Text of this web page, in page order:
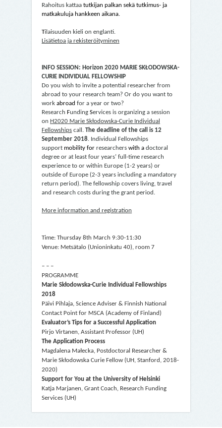
Rahoitus kattaa tutkijan palkan sekä tutkimus- ja
matkakuluja hankkeen aikana.
Tilaisuuden kieli on englanti.
Lisätietoa ja rekisteröityminen
INFO SESSION: Horizon 2020 MARIE SKŁODOWSKA-
CURIE INDIVIDUAL FELLOWSHIP
Do you wish to invite a potential researcher from
abroad to your research team? Or do you want to
work abroad for a year or two?
Research Funding Services is organizing a session
on H2020 Marie Skłodowska-Curie Individual
Fellowships call. The deadline of the call is 12
September 2018. Individual Fellowships
support mobility for researchers with a doctoral
degree or at least four years’ full-time research
experience to or within Europe (1-2 years) or
outside of Europe (2-3 years including a mandatory
return period). The fellowship covers living, travel
and research costs during the grant period.
More information and registration
Time: Thursday 8th March 9:30-11:30
Venue: Metsätalo (Unioninkatu 40), room 7
– – –
PROGRAMME
Marie Skłodowska-Curie Individual Fellowships
2018
Päivi Pihlaja, Science Adviser & Finnish National
Contact Point for MSCA (Academy of Finland)
Evaluator’s Tips for a Successful Application
Pirjo Virtanen, Assistant Professor (UH)
The Application Process
Magdalena Małecka, Postdoctoral Researcher &
Marie Skłodowska Curie Fellow (UH, Stanford, 2018-
2020)
Support for You at the University of Helsinki
Katja Marjanen, Grant Coach, Research Funding
Services (UH)